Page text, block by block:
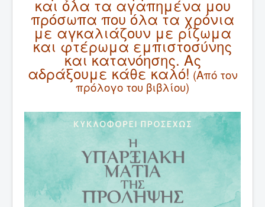
και όλα τα αγαπημένα μου
πρόσωπα που όλα τα χρόνια
με αγκαλιάζουν με ρίζωμα
και φτέρωμα εμπιστοσύνης
και κατανόησης. Ας
αδράξουμε κάθε καλό! (Από τον
πρόλογο του βιβλίου)